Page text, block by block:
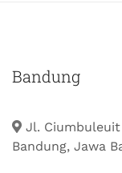
Bandung
Jl. Ciumbuleuit
Bandung, Jawa